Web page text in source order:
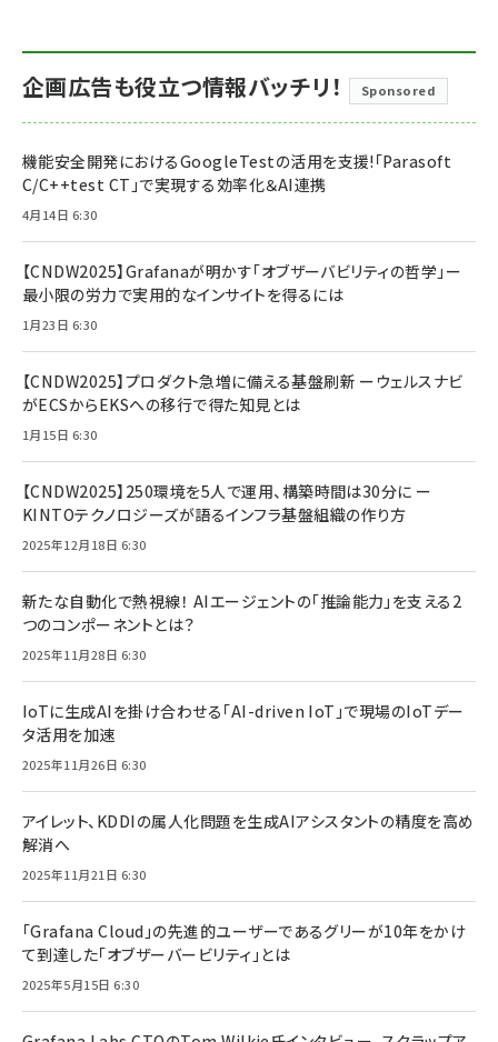
企画広告も役立つ情報バッチリ！ Sponsored
機能安全開発におけるGoogleTestの活用を支援!「Parasoft
C/C++test CT」で実現する効率化＆AI連携
4月14日 6:30
【CNDW2025】Grafanaが明かす「オブザーバビリティの哲学」ー
最小限の労力で実用的なインサイトを得るには
1月23日 6:30
【CNDW2025】プロダクト急増に備える基盤刷新 ーウェルスナビ
がECSからEKSへの移行で得た知見とは
1月15日 6:30
【CNDW2025】250環境を5人で運用、構築時間は30分に ー
KINTOテクノロジーズが語るインフラ基盤組織の作り方
2025年12月18日 6:30
新たな自動化で熱視線！ AIエージェントの「推論能力」を支える2
つのコンポーネントとは？
2025年11月28日 6:30
IoTに生成AIを掛け合わせる「AI-driven IoT」で現場のIoTデー
タ活用を加速
2025年11月26日 6:30
アイレット、KDDIの属人化問題を生成AIアシスタントの精度を高め
解消へ
2025年11月21日 6:30
「Grafana Cloud」の先進的ユーザーであるグリーが10年をかけ
て到達した「オブザーバービリティ」とは
2025年5月15日 6:30